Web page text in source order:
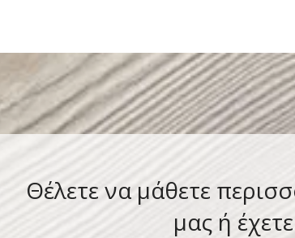
Θέλετε να μάθετε
μας ή